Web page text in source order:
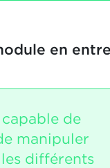
en
de
manipuler
différents